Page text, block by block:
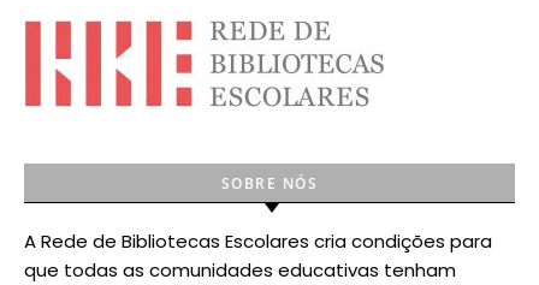
SOBRE NÓS
A Rede de Bibliotecas Escolares cria condições para
que todas as comunidades educativas tenham